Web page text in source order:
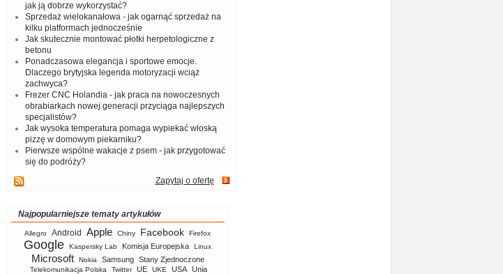
jak ją dobrze wykorzystać?
Sprzedaż wielokanałowa - jak ogarnąć sprzedaż na
kilku platformach jednocześnie
Jak skutecznie montować płotki herpetologiczne z
betonu
Ponadczasowa elegancja i sportowe emocje.
Dlaczego brytyjska legenda motoryzacji wciąż
zachwyca?
Frezer CNC Holandia - jak praca na nowoczesnych
obrabiarkach nowej generacji przyciąga najlepszych
specjalistów?
Jak wysoka temperatura pomaga wypiekać włoską
pizzę w domowym piekarniku?
Pierwsze wspólne wakacje z psem - jak przygotować
się do podróży?
Zapytaj o ofertę
Najpopularniejsze tematy artykułów
Allegro Android Apple Chiny Facebook Firefox
Google Kaspersky Lab Komisja Europejska Linux
Microsoft Nokia Samsung Stany Zjednoczone
Telekomunikacja Polska Twitter UE UKE USA
Unia